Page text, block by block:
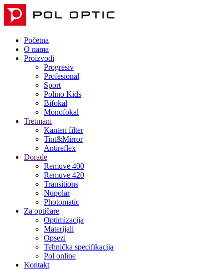
Početna
O nama
Proizvodi
Progresiv
Profesional
Sport
Polino Kids
Bifokal
Monofokal
Tretmani
Kanten filter
Tint&Mirror
Antireflex
Dorade
Remuve 400
Remuve 420
Transitions
Nupolar
Photomatic
Za optičare
Optimizacija
Materijali
Opsezi
Tehnička specifikacija
Pol online
Kontakt